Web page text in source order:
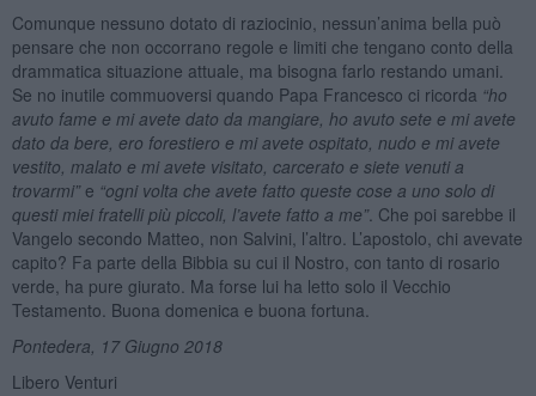
Comunque nessuno dotato di raziocinio, nessun’anima bella può
pensare che non occorrano regole e limiti che tengano conto della
drammatica situazione attuale, ma bisogna farlo restando umani.
Se no inutile commuoversi quando Papa Francesco ci ricorda “ho
avuto fame e mi avete dato da mangiare, ho avuto sete e mi avete
dato da bere, ero forestiero e mi avete ospitato, nudo e mi avete
vestito, malato e mi avete visitato, carcerato e siete venuti a
trovarmi”e “ogni volta che avete fatto queste cose a uno solo di
questi miei fratelli più piccoli, l’avete fatto a me”. Che poi sarebbe il
Vangelo secondo Matteo, non Salvini, l’altro. L’apostolo, chi avevate
capito? Fa parte della Bibbia su cui il Nostro, con tanto di rosario
verde, ha pure giurato. Ma forse lui ha letto solo il Vecchio
Testamento. Buona domenica e buona fortuna.
Pontedera, 17 Giugno 2018
Libero Venturi